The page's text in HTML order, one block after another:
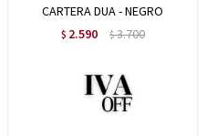
CARTERA DUA - NEGRO
$ 2.590 $3.700